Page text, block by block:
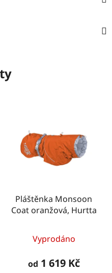
Pláštěnka Monsoon
Coat oranžová, Hurtta
Vyprodáno
od 1 619 Kč